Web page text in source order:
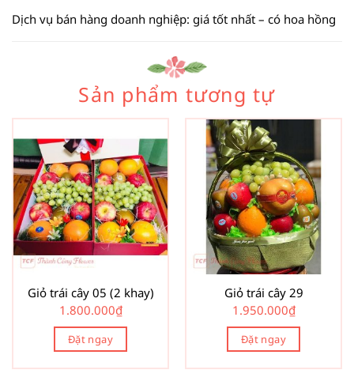
Dịch vụ bán hàng doanh nghiệp: giá tốt nhất – có hoa hồng
Sản phẩm tương tự
Giỏ trái cây 05 (2 khay)
1.800.000₫
Đặt ngay
Giỏ trái cây 29
1.950.000₫
Đặt ngay